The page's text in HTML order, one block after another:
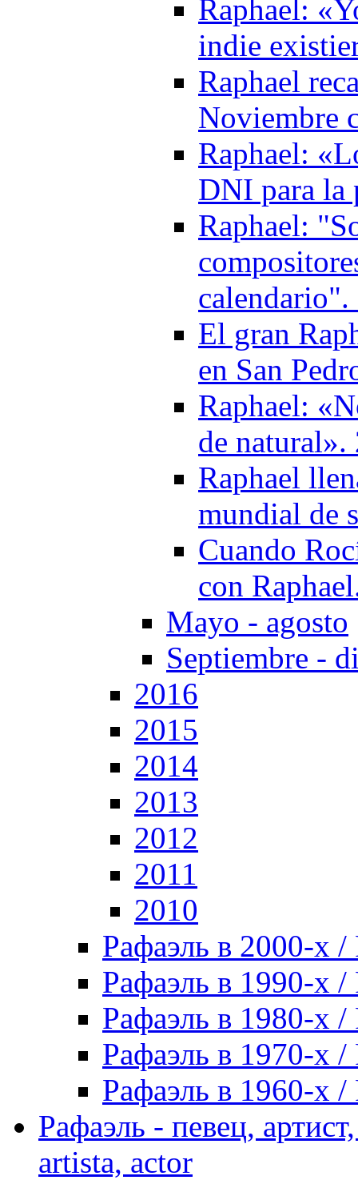
Raphael:
indie
Raphael
Noviembre
Raphael:
DNI para la
Raphael:
calendario".
El gran
en San
Raphael:
de natural».
Raphael
mundial de
Cuando
con
Mayo - agosto
Septiembre -
2016
2015
2014
2013
2012
2011
2010
Рафаэль в 2000-х /
Рафаэль в 1990-х /
Рафаэль в 1980-х /
Рафаэль в 1970-х /
Рафаэль в 1960-х /
Рафаэль - певец,
artista, actor